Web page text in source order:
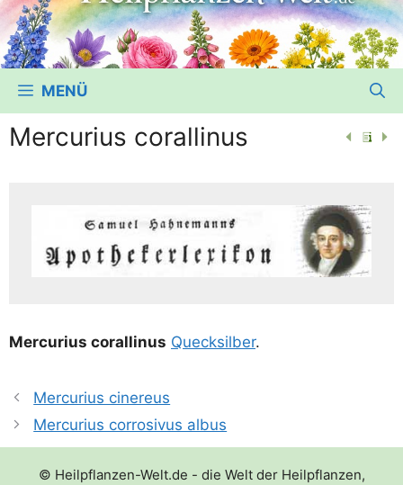
MENÜ
Mercurius corallinus
Mer­cu­ri­us coral­li­nus Queck­sil­ber.
Mercurius cinereus
Mercurius corrosivus albus
© Heilpflanzen-Welt.de - die Welt der Heilpflanzen,